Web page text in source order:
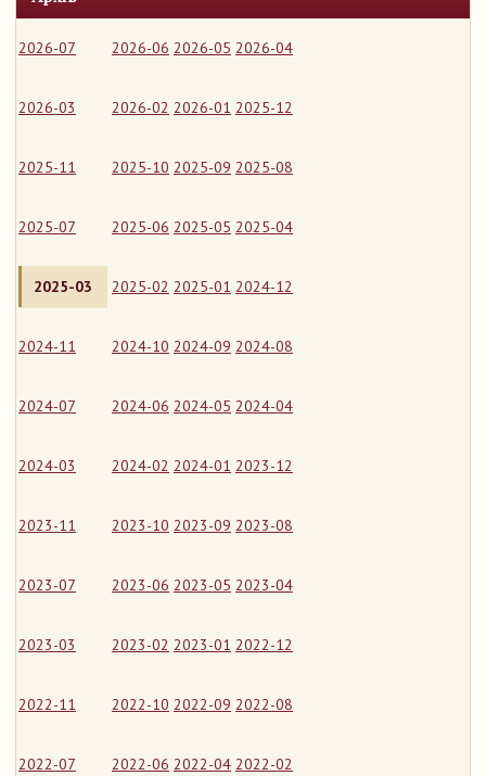
2026-07 2026-06 2026-05 2026-04
2026-03 2026-02 2026-01 2025-12
2025-11 2025-10 2025-09 2025-08
2025-07 2025-06 2025-05 2025-04
2025-03 2025-02 2025-01 2024-12
2024-11 2024-10 2024-09 2024-08
2024-07 2024-06 2024-05 2024-04
2024-03 2024-02 2024-01 2023-12
2023-11 2023-10 2023-09 2023-08
2023-07 2023-06 2023-05 2023-04
2023-03 2023-02 2023-01 2022-12
2022-11 2022-10 2022-09 2022-08
2022-07 2022-06 2022-04 2022-02